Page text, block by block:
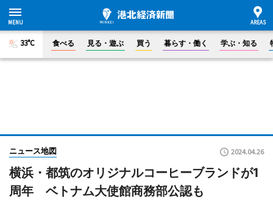
33°C 食べる 見る・遊ぶ 買う 暮らす・働く 学ぶ・知る
ニュース地図 2024.04.26
横浜・都筑のオリジナルコーヒーブランドが1
周年 ベトナム大使館商務部公認も